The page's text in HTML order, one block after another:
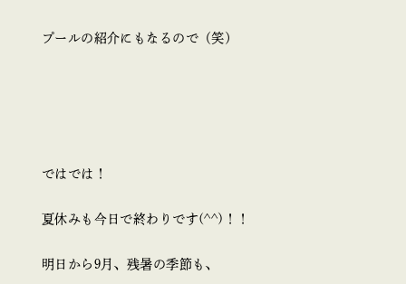
プールの紹介にもなるので（笑）
ではでは！
夏休みも今日で終わりです(^^)！！
明日から9月、残暑の季節も、